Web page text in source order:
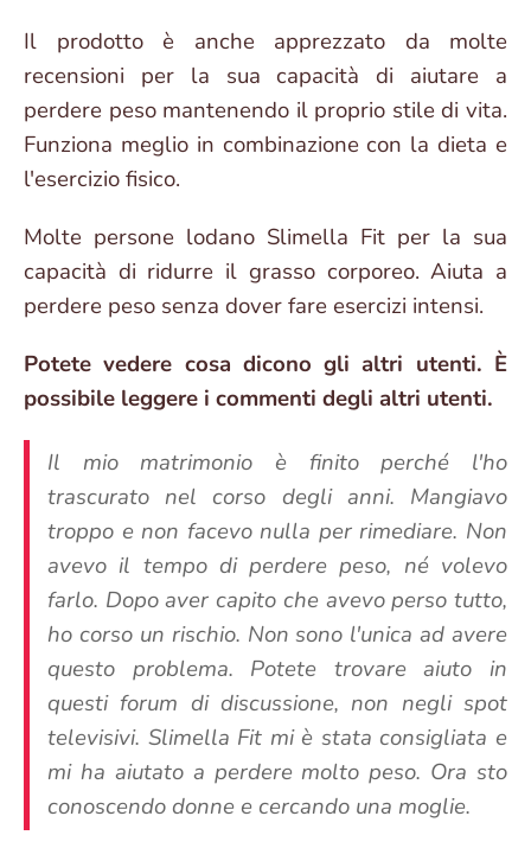
Il prodotto è anche apprezzato da molte
recensioni per la sua capacità di aiutare a
perdere peso mantenendo il proprio stile di vita.
Funziona meglio in combinazione con la dieta e
l'esercizio fisico.
Molte persone lodano Slimella Fit per la sua
capacità di ridurre il grasso corporeo. Aiuta a
perdere peso senza dover fare esercizi intensi.
Potete vedere cosa dicono gli altri utenti. È
possibile leggere i commenti degli altri utenti.
Il mio matrimonio è finito perché l'ho
trascurato nel corso degli anni. Mangiavo
troppo e non facevo nulla per rimediare. Non
avevo il tempo di perdere peso, né volevo
farlo. Dopo aver capito che avevo perso tutto,
ho corso un rischio. Non sono l'unica ad avere
questo problema. Potete trovare aiuto in
questi forum di discussione, non negli spot
televisivi. Slimella Fit mi è stata consigliata e
mi ha aiutato a perdere molto peso. Ora sto
conoscendo donne e cercando una moglie.